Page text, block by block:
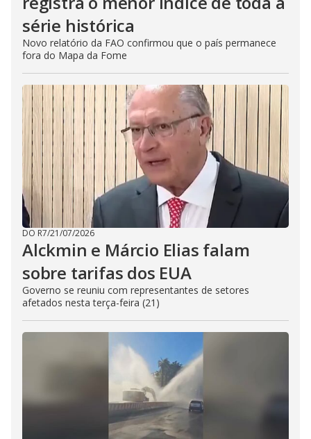
série histórica
Novo relatório da FAO confirmou que o país permanece
fora do Mapa da Fome
DO R7/21/07/2026
Alckmin e Márcio Elias falam
sobre tarifas dos EUA
Governo se reuniu com representantes de setores
afetados nesta terça-feira (21)